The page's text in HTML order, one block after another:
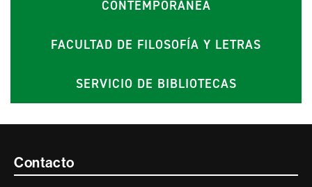
CONTEMPORÁNEA
FACULTAD DE FILOSOFÍA Y LETRAS
SERVICIO DE BIBLIOTECAS
Contacte
Contacto